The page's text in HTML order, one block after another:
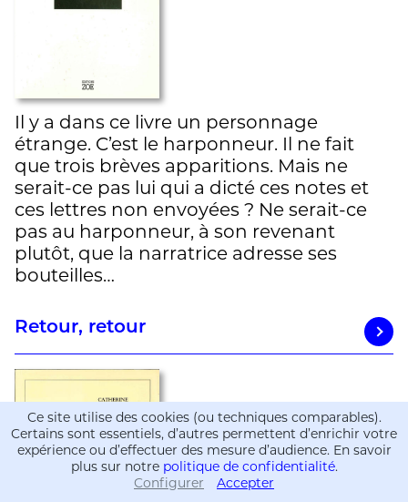
Informations
Informations
Il y a dans ce livre un personnage
étrange. C’est le harponneur. Il ne fait
que trois brèves apparitions. Mais ne
serait-ce pas lui qui a dicté ces notes et
ces lettres non envoyées ? Ne serait-ce
pas au harponneur, à son revenant
plutôt, que la narratrice adresse ses
bouteilles…
Retour, retour
Ce site utilise des cookies (ou techniques comparables).
Certains sont essentiels, d’autres permettent d’enrichir votre
expérience ou d’effectuer des mesure d’audience. En savoir
plus sur notre politique de confidentialité.
Configurer
Accepter